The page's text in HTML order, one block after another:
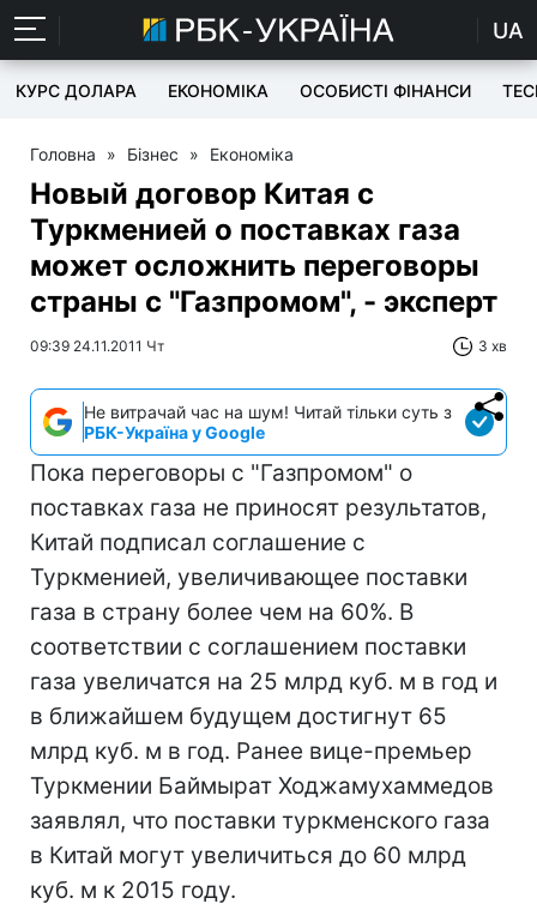
UA
КУРС ДОЛАРА ЕКОНОМІКА ОСОБИСТІ ФІНАНСИ
Головна » Бізнес » Економіка
Новый договор Китая с
Туркменией о поставках газа
может осложнить переговоры
страны с "Газпромом", - эксперт
09:39 24.11.2011 Чт 3 хв
Не витрачай час на шум! Читай тільки суть з
РБК-Україна у Google
Пока переговоры с "Газпромом" о
поставках газа не приносят результатов,
Китай подписал соглашение с
Туркменией, увеличивающее поставки
газа в страну более чем на 60%. В
соответствии с соглашением поставки
газа увеличатся на 25 млрд куб. м в год и
в ближайшем будущем достигнут 65
млрд куб. м в год. Ранее вице-премьер
Туркмении Баймырат Ходжамухаммедов
заявлял, что поставки туркменского газа
в Китай могут увеличиться до 60 млрд
куб. м к 2015 году.